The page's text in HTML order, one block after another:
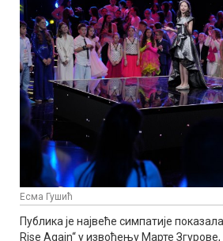
Есма Гушић
Публика је највеће симпатије
Rise Again“ у извођењу Марте Згурове,